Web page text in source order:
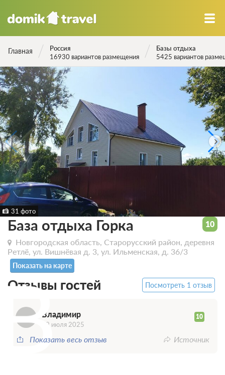
Главная
Россия
16930 вариантов размещения
Базы отдыха
5425 вариантов
31 фото
База отдыха Горка
Новгородская область, Старорусский район, деревня
Ретлё, ул. Вишнёвая д. 3, ул. Ильменская, д. 36/3
Показать на карте
10
Отзывы гостей Посмотреть 1 отзыв
Владимир 10
29 июля 2025
Показать весь отзыв Источник